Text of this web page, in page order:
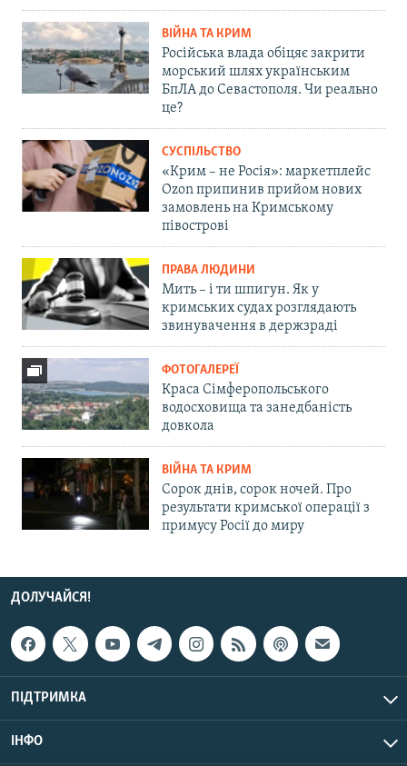
ВІЙНА ТА КРИМ
Російська влада обіцяє закрити
морський шлях українським
БпЛА до Севастополя. Чи реально
це?
СУСПІЛЬСТВО
«Крим – не Росія»: маркетплейс
Ozon припинив прийом нових
замовлень на Кримському
півострові
ПРАВА ЛЮДИНИ
Мить – і ти шпигун. Як у
кримських судах розглядають
звинувачення в держзраді
ФОТОГАЛЕРЕЇ
Краса Сімферопольського
водосховища та занедбаність
довкола
ВІЙНА ТА КРИМ
Сорок днів, сорок ночей. Про
результати кримської операції з
примусу Росії до миру
ДОЛУЧАЙСЯ!
ПІДТРИМКА
ІНФО